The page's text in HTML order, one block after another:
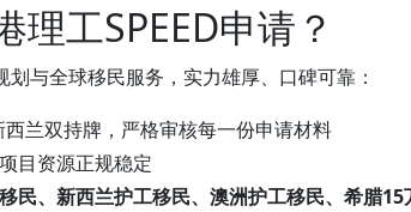
工SPEED申请？
划与全球移民服务，实力雄厚、口碑可靠：
兰双持牌，严格审核每一份申请材料
目资源正规稳定
民、新西兰护工移民、澳洲护工移民、希腊